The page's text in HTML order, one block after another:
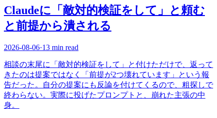
Claudeに「敵対的検証をして」と頼む
と前提から潰される
2026-08-06·13 min read
相談の末尾に「敵対的検証をして」と付けただけで、返って
きたのは提案ではなく「前提が2つ壊れています」という報
告だった。自分の提案にも反論を付けてくるので、粗探しで
終わらない。実際に投げたプロンプトと、崩れた主張の中
身。